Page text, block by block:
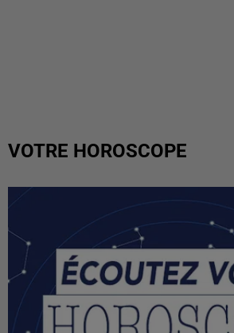
VOTRE HOROSCOPE